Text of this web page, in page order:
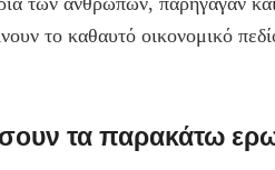
το καθαυτό οικονομικό
τα παρακάτω